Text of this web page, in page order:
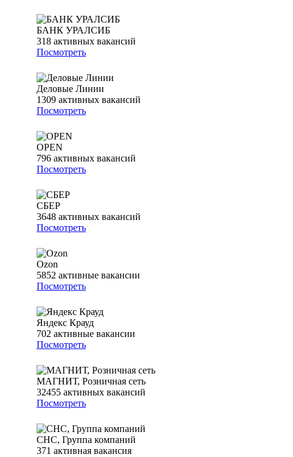
БАНК УРАЛСИБ
318 активных вакансий
Посмотреть
Деловые Линии
1309 активных вакансий
Посмотреть
OPEN
796 активных вакансий
Посмотреть
СБЕР
3648 активных вакансий
Посмотреть
Ozon
5852 активные вакансии
Посмотреть
Яндекс Крауд
702 активные вакансии
Посмотреть
МАГНИТ, Розничная сеть
32455 активных вакансий
Посмотреть
СНС, Группа компаний
371 активная вакансия